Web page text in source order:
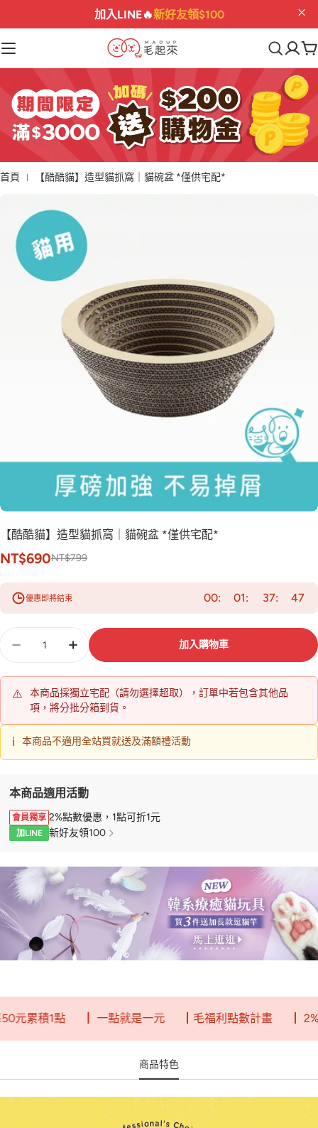
加入LINE🔥新好友領$100
購
物
車
首頁 【酷酷貓】造型貓抓窩｜貓碗盆 *僅供宅配*
【酷酷貓】造型貓抓窩｜貓碗盆 *僅供宅配*
NT$690NT$799
優惠即將結束 00 01 37 46
量
加入購物車
⚠️
本商品採獨立宅配（請勿選擇超取），訂單中若包含其他品
項，將分批分箱到貨。
ℹ️ 本商品不適用全站買就送及滿額禮活動
本商品適用活動
會員獨享 2%點數優惠，1點可折1元
加LINE 新好友領100
積1點 ┃ 一點就是一元 ┃毛福利點數計畫 ┃ 2%回
商品特色